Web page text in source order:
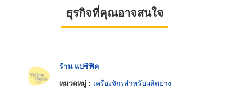
ธุรกิจที่คุณอาจสนใจ
ร้าน แปซิฟิค
หมวดหมู่ : เครื่องจักรสำหรับผลิตยาง